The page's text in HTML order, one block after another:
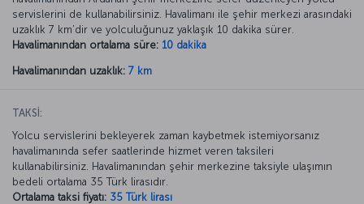
servislerini de kullanabilirsiniz. Havalimanı ile şehir merkezi arasındaki
uzaklık 7 km’dir ve yolculuğunuz yaklaşık 10 dakika sürer.
Havalimanından ortalama süre: 10 dakika
Havalimanından uzaklık: 7 km
TAKSİ:
Yolcu servislerini bekleyerek zaman kaybetmek istemiyorsanız
havalimanında sefer saatlerinde hizmet veren taksileri
kullanabilirsiniz. Havalimanından şehir merkezine taksiyle ulaşımın
bedeli ortalama 35 Türk lirasıdır.
Ortalama taksi fiyatı: 35 Türk lirası